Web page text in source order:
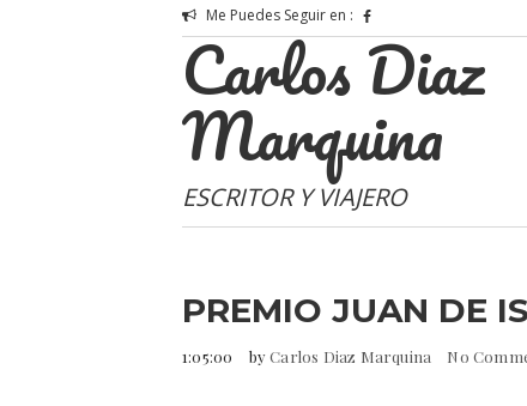
Me Puedes Seguir en :
Carlos Diaz
Marquina
ESCRITOR Y VIAJERO
PREMIO JUAN DE
1:05:00 byCarlos Diaz Marquina No